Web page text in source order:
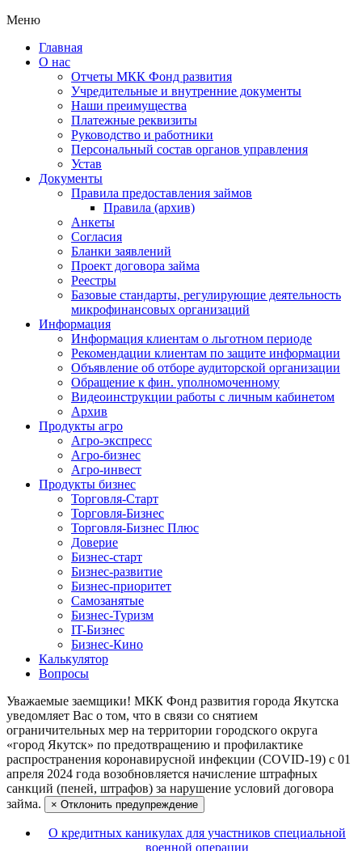
Меню
Главная
О нас
Отчеты МКК Фонд развития
Учредительные и внутренние документы
Наши преимущества
Платежные реквизиты
Руководство и работники
Персональный состав органов управления
Устав
Документы
Правила предоставления займов
Правила (архив)
Анкеты
Согласия
Бланки заявлений
Проект договора займа
Реестры
Базовые стандарты, регулирующие деятельность
микрофинансовых организаций
Информация
Информация клиентам о льготном периоде
Рекомендации клиентам по защите информации
Объявление об отборе аудиторской организации
Обращение к фин. уполномоченному
Видеоинструкции работы с личным кабинетом
Архив
Продукты агро
Агро-экспресс
Агро-бизнес
Агро-инвест
Продукты бизнес
Торговля-Старт
Торговля-Бизнес
Торговля-Бизнес Плюс
Доверие
Бизнес-старт
Бизнес-развитие
Бизнес-приоритет
Самозанятые
Бизнес-Туризм
IT-Бизнес
Бизнес-Кино
Калькулятор
Вопросы
Уважаемые заемщики! МКК Фонд развития города Якутска
уведомляет Вас о том, что в связи со снятием
ограничительных мер на территории городского округа
«город Якутск» по предотвращению и профилактике
распространения коронавирусной инфекции (COVID-19) с 01
апреля 2024 года возобновляется начисление штрафных
санкций (пеней, штрафов) за нарушение условий договора
займа.
× Отклонить предупреждение
О кредитных каникулах для участников специальной
военной операции